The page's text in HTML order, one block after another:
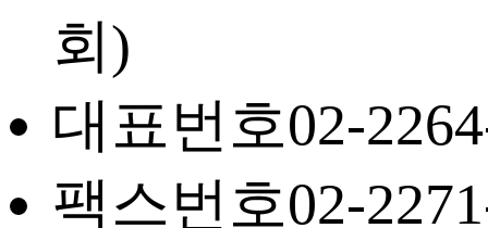
회)
대표번호02-
팩스번호02-